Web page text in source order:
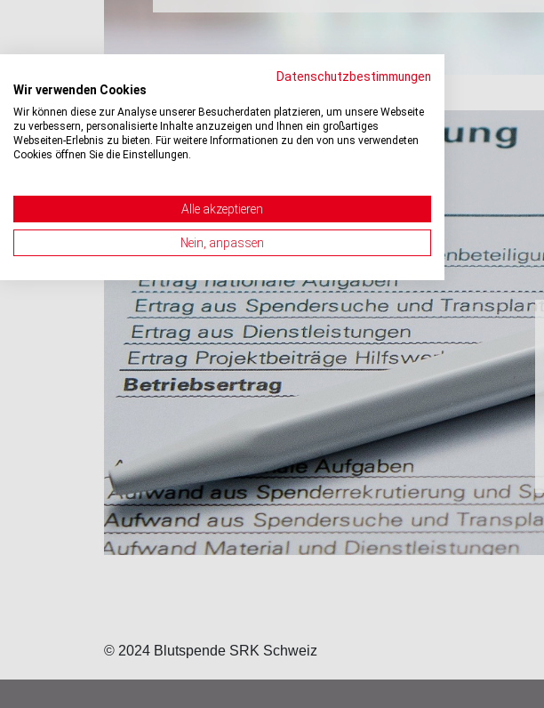
© 2024 Blutspende SRK Schweiz
Datenschutzbestimmungen
Wir verwenden Cookies
Wir können diese zur Analyse unserer Besucherdaten platzieren, um unsere Webseite
zu verbessern, personalisierte Inhalte anzuzeigen und Ihnen ein großartiges
Webseiten-Erlebnis zu bieten. Für weitere Informationen zu den von uns verwendeten
Cookies öffnen Sie die Einstellungen.
Alle akzeptieren
Nein, anpassen